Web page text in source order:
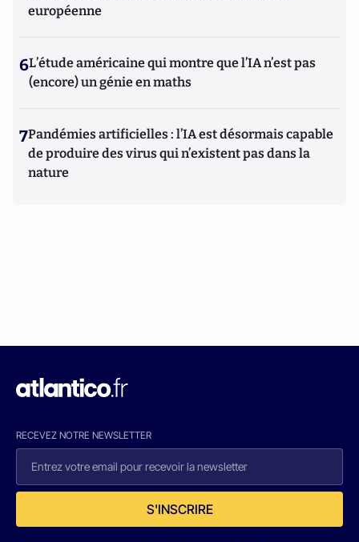
européenne
6L’étude américaine qui montre que l’IA n’est pas
(encore) un génie en maths
7Pandémies artificielles : l’IA est désormais capable
de produire des virus qui n’existent pas dans la
nature
RECEVEZ NOTRE NEWSLETTER
S'INSCRIRE